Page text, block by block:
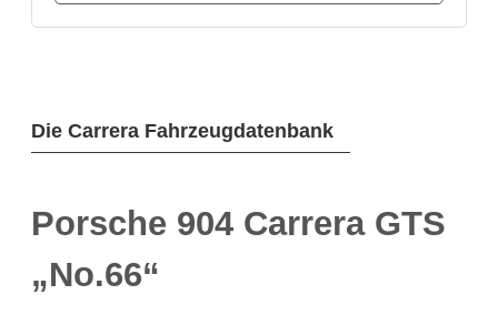
Die Carrera Fahrzeugdatenbank
Porsche 904 Carrera GTS
„No.66“